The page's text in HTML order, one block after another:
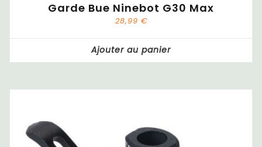
Garde Bue Ninebot G30 Max
28,99 €
Ajouter au panier